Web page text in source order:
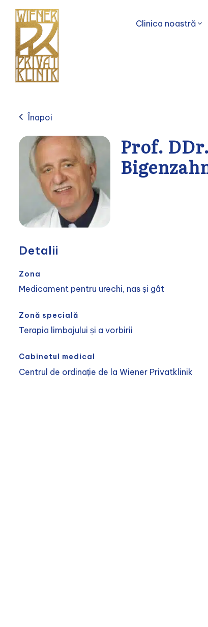
Clinica noastră
Înapoi
Prof.
Detalii
Zona
Medicament pentru urechi, nas și gât
Zonă specială
Terapia limbajului și a vorbirii
Cabinetul medical
Centrul de ordinație de la Wiener Privatklinik